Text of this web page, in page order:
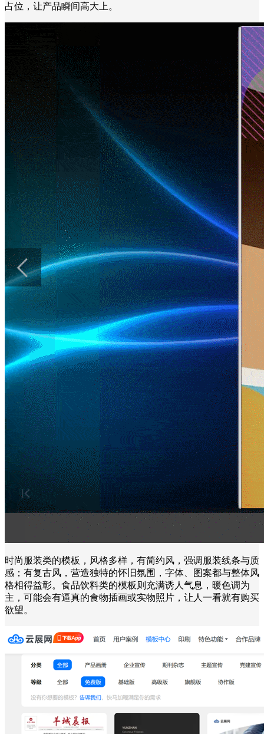
占位，让产品瞬间高大上。
时尚服装类的模板，风格多样，有简约风，强调服装线条与质
感；有复古风，营造独特的怀旧氛围，字体、图案都与整体风
格相得益彰。食品饮料类的模板则充满诱人气息，暖色调为
主，可能会有逼真的食物插画或实物照片，让人一看就有购买
欲望。